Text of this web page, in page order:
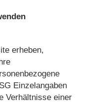
erheben,
Einzelangaben
Verhältnisse einer